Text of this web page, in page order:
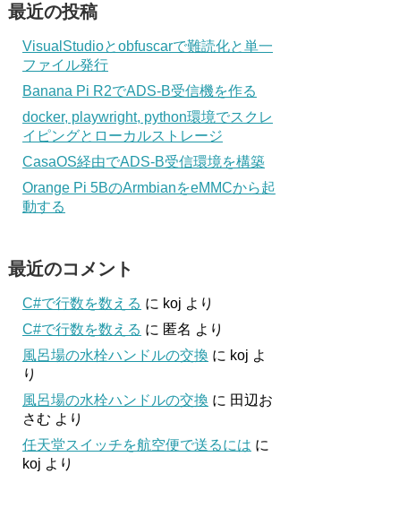
最近の投稿
VisualStudioとobfuscarで難読化と単一
ファイル発行
Banana Pi R2でADS-B受信機を作る
docker, playwright, python環境でスクレ
イピングとローカルストレージ
CasaOS経由でADS-B受信環境を構築
Orange Pi 5BのArmbianをeMMCから起
動する
最近のコメント
C#で行数を数える に koj より
C#で行数を数える に 匿名 より
風呂場の水栓ハンドルの交換 に koj よ
り
風呂場の水栓ハンドルの交換 に 田辺お
さむ より
任天堂スイッチを航空便で送るには に
koj より